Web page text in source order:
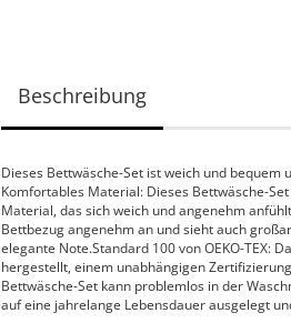
Beschreibung
Dieses Bettwäsche-Set ist weich und
Komfortables Material: Dieses Bettwäsche-
Material, das sich weich und angenehm
Bettbezug angenehm an und sieht auch
elegante Note.Standard 100 von OEKO-TEX:
hergestellt, einem unabhängigen
Bettwäsche-Set kann problemlos in der
auf eine jahrelange Lebensdauer ausgelegt